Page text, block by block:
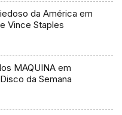
da América em
Vince Staples
MAQUINA em
da Semana